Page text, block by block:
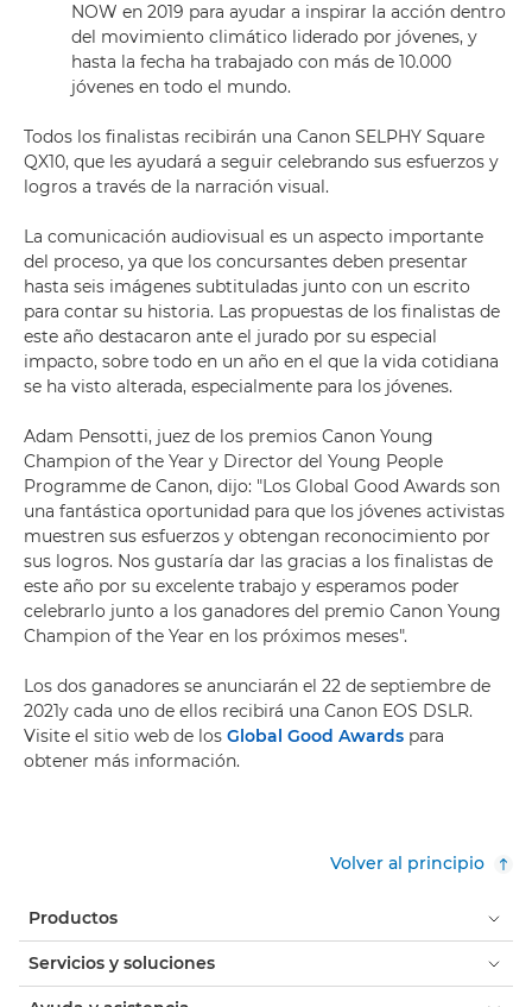
NOW en 2019 para ayudar a inspirar la acción dentro
del movimiento climático liderado por jóvenes, y
hasta la fecha ha trabajado con más de 10.000
jóvenes en todo el mundo.
Todos los finalistas recibirán una Canon SELPHY Square
QX10, que les ayudará a seguir celebrando sus esfuerzos y
logros a través de la narración visual.
La comunicación audiovisual es un aspecto importante
del proceso, ya que los concursantes deben presentar
hasta seis imágenes subtituladas junto con un escrito
para contar su historia. Las propuestas de los finalistas de
este año destacaron ante el jurado por su especial
impacto, sobre todo en un año en el que la vida cotidiana
se ha visto alterada, especialmente para los jóvenes.
Adam Pensotti, juez de los premios Canon Young
Champion of the Year y Director del Young People
Programme de Canon, dijo: "Los Global Good Awards son
una fantástica oportunidad para que los jóvenes activistas
muestren sus esfuerzos y obtengan reconocimiento por
sus logros. Nos gustaría dar las gracias a los finalistas de
este año por su excelente trabajo y esperamos poder
celebrarlo junto a los ganadores del premio Canon Young
Champion of the Year en los próximos meses".
Los dos ganadores se anunciarán el 22 de septiembre de
2021y cada uno de ellos recibirá una Canon EOS DSLR.
Visite el sitio web de los Global Good Awards para
obtener más información.
Volver al principio
Productos
Servicios y soluciones